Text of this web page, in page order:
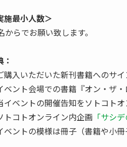
施最小人数＞
からでお願い致します。
購入いただいた新刊書籍へのサ
ベント会場での書籍『オン・ザ
イベントの開催告知をソトコトオ
トコトオンライン内企画 「サシ
ベントの模様は冊子（書籍や小